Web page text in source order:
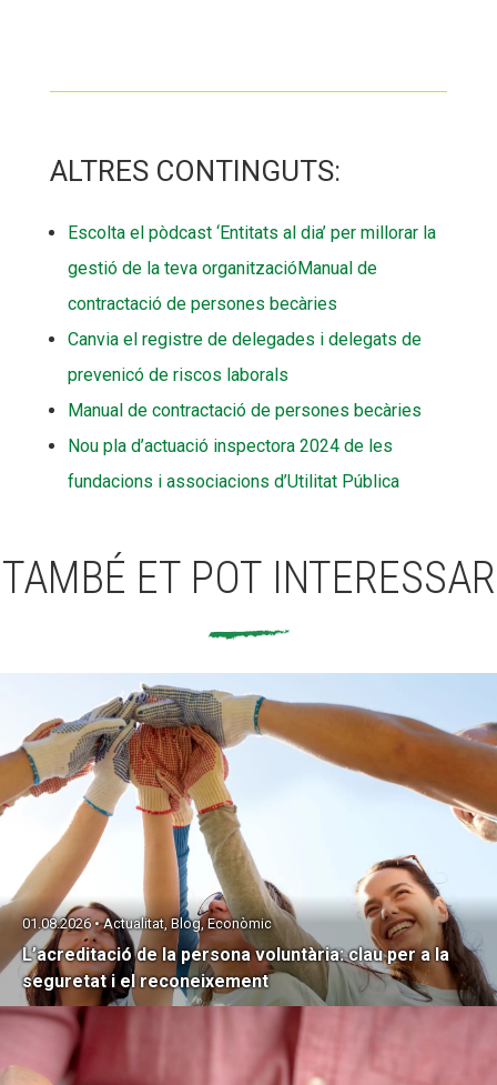
ALTRES CONTINGUTS:
Escolta el pòdcast ‘Entitats al dia’ per millorar la
gestió de la teva organitzacióManual de
contractació de persones becàries
Canvia el registre de delegades i delegats de
prevenicó de riscos laborals
Manual de contractació de persones becàries
Nou pla d’actuació inspectora 2024 de les
fundacions i associacions d’Utilitat Pública
TAMBÉ ET POT INTERESSAR
L’acreditació de la persona voluntària: clau per a la
seguretat i el reconeixement
01.08.2026 • Actualitat, Blog, Econòmic